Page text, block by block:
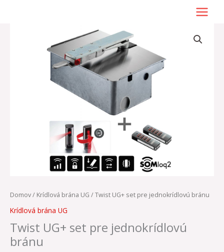
Domov/ Krídlová brána UG / Twist UG+ set pre jednokrídlovú bránu
Krídlová brána UG
Twist UG+ set pre jednokrídlovú
bránu
jednokrídlovú